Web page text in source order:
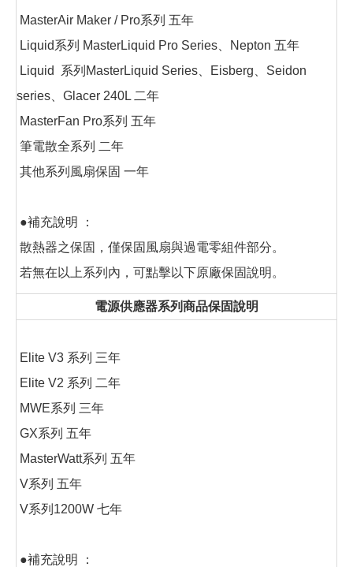
MasterAir Maker / Pro系列 五年
Liquid系列 MasterLiquid Pro Series、Nepton 五年
Liquid 系列MasterLiquid Series、Eisberg、Seidon
series、Glacer 240L 二年
MasterFan Pro系列 五年
筆電散全系列 二年
其他系列風扇保固 一年
●補充說明 ：
散熱器之保固，僅保固風扇與過電零組件部分。
若無在以上系列內，可點擊以下原廠保固說明。
電源供應器系列商品保固說明
Elite V3 系列 三年
Elite V2 系列 二年
MWE系列 三年
GX系列 五年
MasterWatt系列 五年
V系列 五年
V系列1200W 七年
●補充說明 ：